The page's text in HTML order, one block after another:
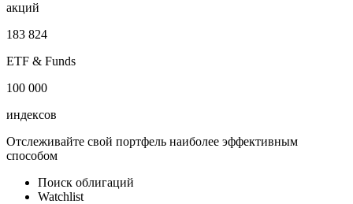
акций
183 824
ETF & Funds
100 000
индексов
Отслеживайте свой портфель наиболее эффективным
способом
Поиск облигаций
Watchlist